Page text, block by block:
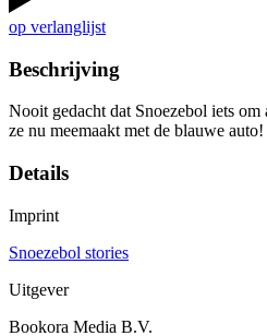
op verlanglijst
Beschrijving
Nooit gedacht dat Snoezebol iets om
ze nu meemaakt met de blauwe auto!
Details
Imprint
Snoezebol stories
Uitgever
Bookora Media B.V.